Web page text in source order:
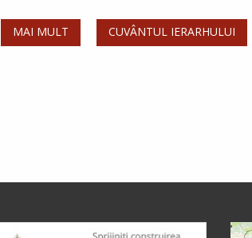
MAI MULT CUVÂNTUL IERARHULUI